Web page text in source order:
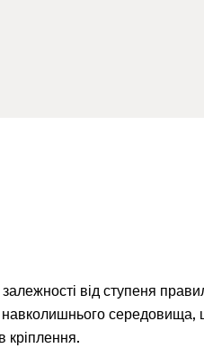
від ступеня
навколишнього
кріплення.